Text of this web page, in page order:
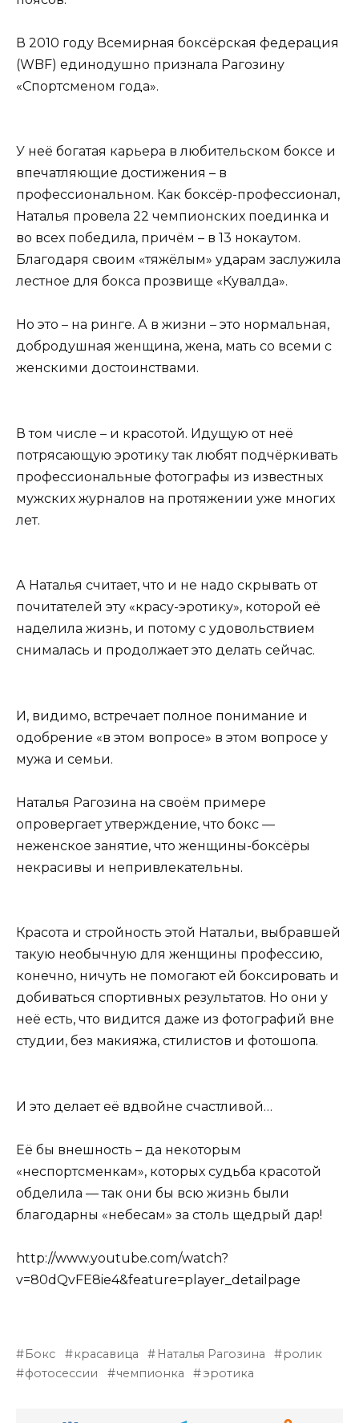
В 2010 году Всемирная боксёрская федерация
(WBF) единодушно признала Рагозину
«Спортсменом года».
У неё богатая карьера в любительском боксе и
впечатляющие достижения – в
профессиональном. Как боксёр-профессионал,
Наталья провела 22 чемпионских поединка и
во всех победила, причём – в 13 нокаутом.
Благодаря своим «тяжёлым» ударам заслужила
лестное для бокса прозвище «Кувалда».
Но это – на ринге. А в жизни – это нормальная,
добродушная женщина, жена, мать со всеми с
женскими достоинствами.
В том числе – и красотой. Идущую от неё
потрясающую эротику так любят подчёркивать
профессиональные фотографы из известных
мужских журналов на протяжении уже многих
лет.
А Наталья считает, что и не надо скрывать от
почитателей эту «красу-эротику», которой её
наделила жизнь, и потому с удовольствием
снималась и продолжает это делать сейчас.
И, видимо, встречает полное понимание и
одобрение «в этом вопросе» в этом вопросе у
мужа и семьи.
Наталья Рагозина на своём примере
опровергает утверждение, что бокс —
неженское занятие, что женщины-боксёры
некрасивы и непривлекательны.
Красота и стройность этой Натальи, выбравшей
такую необычную для женщины профессию,
конечно, ничуть не помогают ей боксировать и
добиваться спортивных результатов. Но они у
неё есть, что видится даже из фотографий вне
студии, без макияжа, стилистов и фотошопа.
И это делает её вдвойне счастливой…
Её бы внешность – да некоторым
«неспортсменкам», которых судьба красотой
обделила — так они бы всю жизнь были
благодарны «небесам» за столь щедрый дар!
http://www.youtube.com/watch?
v=80dQvFE8ie4&feature=player_detailpage
Бокс красавица Наталья Рагозина
ролик
фотосессии
чемпионка эротика